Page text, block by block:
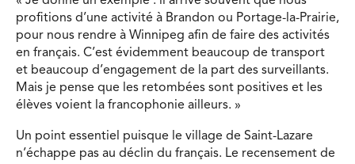
profitions d’une activité à Brandon ou Portage-la-Prairie,
pour nous rendre à Winnipeg afin de faire des activités
en français. C’est évidemment beaucoup de transport
et beaucoup d’engagement de la part des surveillants.
Mais je pense que les retombées sont positives et les
élèves voient la francophonie ailleurs. »
Un point essentiel puisque le village de Saint-Lazare
n’échappe pas au déclin du français. Le recensement de